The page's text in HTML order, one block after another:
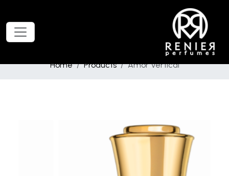
Home Products Amor Vertical